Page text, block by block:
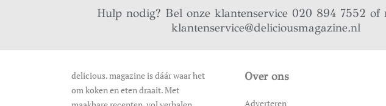
Hulp nodig? Bel onze klantenservice 020 894 7552 of
klantenservice@deliciousmagazine.nl
delicious. magazine is dáár waar het
om koken en eten draait. Met
Over ons
Adverteren